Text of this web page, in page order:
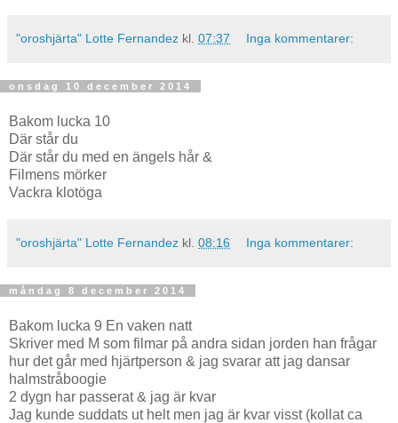
"oroshjärta" Lotte Fernandez kl. 07:37 Inga kommentarer:
onsdag 10 december 2014
Bakom lucka 10
Där står du
Där står du med en ängels hår &
Filmens mörker
Vackra klotöga
"oroshjärta" Lotte Fernandez kl. 08:16 Inga kommentarer:
måndag 8 december 2014
Bakom lucka 9 En vaken natt
Skriver med M som filmar på andra sidan jorden han frågar
hur det går med hjärtperson & jag svarar att jag dansar
halmstråboogie
2 dygn har passerat & jag är kvar
Jag kunde suddats ut helt men jag är kvar visst (kollat ca